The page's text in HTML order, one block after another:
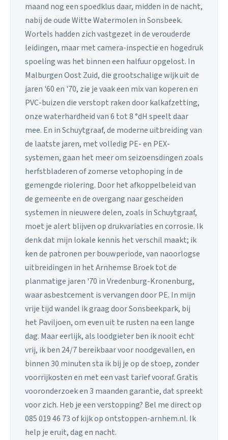
maand nog een spoedklus daar, midden in de nacht,
nabij de oude Witte Watermolen in Sonsbeek.
Wortels hadden zich vastgezet in de verouderde
leidingen, maar met camera-inspectie en hogedruk
spoeling was het binnen een halfuur opgelost. In
Malburgen Oost Zuid, die grootschalige wijk uit de
jaren '60 en '70, zie je vaak een mix van koperen en
PVC-buizen die verstopt raken door kalkafzetting,
onze waterhardheid van 6 tot 8 °dH speelt daar
mee. En in Schuytgraaf, de moderne uitbreiding van
de laatste jaren, met volledig PE- en PEX-
systemen, gaan het meer om seizoensdingen zoals
herfstbladeren of zomerse vetophoping in de
gemengde riolering. Door het afkoppelbeleid van
de gemeente en de overgang naar gescheiden
systemen in nieuwere delen, zoals in Schuytgraaf,
moet je alert blijven op drukvariaties en corrosie. Ik
denk dat mijn lokale kennis het verschil maakt; ik
ken de patronen per bouwperiode, van naoorlogse
uitbreidingen in het Arnhemse Broek tot de
planmatige jaren '70 in Vredenburg-Kronenburg,
waar asbestcement is vervangen door PE. In mijn
vrije tijd wandel ik graag door Sonsbeekpark, bij
het Paviljoen, om even uit te rusten na een lange
dag. Maar eerlijk, als loodgieter ben ik nooit echt
vrij, ik ben 24/7 bereikbaar voor noodgevallen, en
binnen 30 minuten sta ik bij je op de stoep, zonder
voorrijkosten en met een vast tarief vooraf. Gratis
vooronderzoek en 3 maanden garantie, dat spreekt
voor zich. Heb je een verstopping? Bel me direct op
085 019 46 73 of kijk op ontstoppen-arnhem.nl. Ik
help je eruit, dag en nacht.